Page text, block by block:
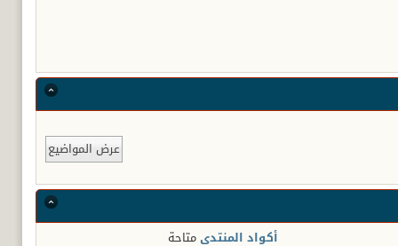
أكواد المنتدىمتاحة